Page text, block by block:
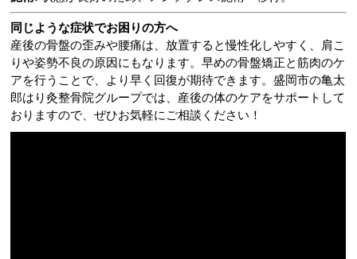
同じような症状でお困りの方へ
産後の骨盤の歪みや腰痛は、放置すると慢性化しやすく、肩こ
りや姿勢不良の原因にもなります。早めの骨盤矯正と筋肉のケ
アを行うことで、より早く回復が期待できます。盛岡市の亀太
郎はり灸整骨院グループでは、産後の体のケアをサポートして
おりますので、ぜひお気軽にご相談ください！